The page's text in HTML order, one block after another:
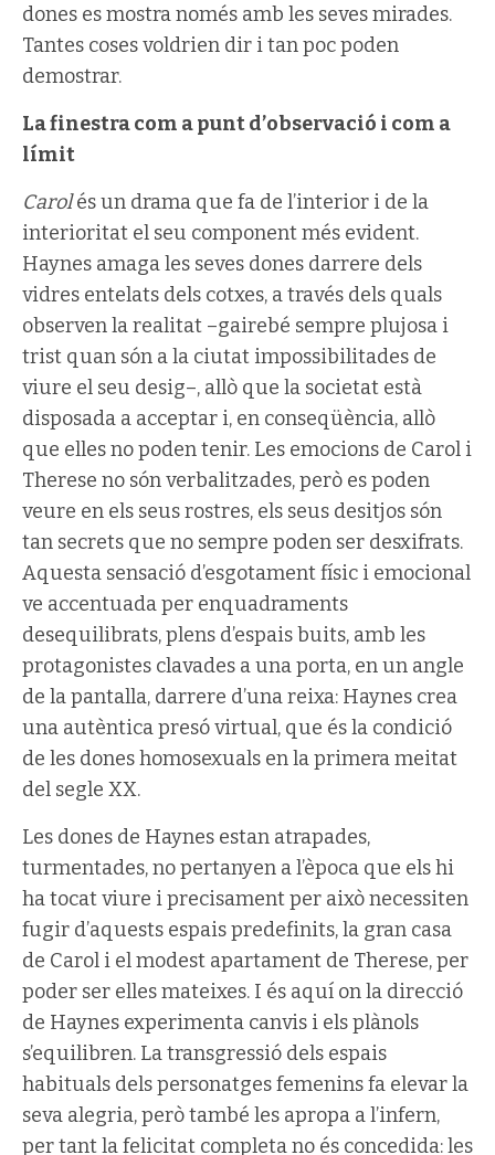
dones es mostra només amb les seves mirades.
Tantes coses voldrien dir i tan poc poden
demostrar.
La finestra com a punt d’observació i com a
límit
Carolés un drama que fa de l’interior i de la
interioritat el seu component més evident.
Haynes amaga les seves dones darrere dels
vidres entelats dels cotxes, a través dels quals
observen la realitat –gairebé sempre plujosa i
trist quan són a la ciutat impossibilitades de
viure el seu desig–, allò que la societat està
disposada a acceptar i, en conseqüència, allò
que elles no poden tenir. Les emocions de Carol i
Therese no són verbalitzades, però es poden
veure en els seus rostres, els seus desitjos són
tan secrets que no sempre poden ser desxifrats.
Aquesta sensació d’esgotament físic i emocional
ve accentuada per enquadraments
desequilibrats, plens d’espais buits, amb les
protagonistes clavades a una porta, en un angle
de la pantalla, darrere d’una reixa: Haynes crea
una autèntica presó virtual, que és la condició
de les dones homosexuals en la primera meitat
del segle XX.
Les dones de Haynes estan atrapades,
turmentades, no pertanyen a l’època que els hi
ha tocat viure i precisament per això necessiten
fugir d’aquests espais predefinits, la gran casa
de Carol i el modest apartament de Therese, per
poder ser elles mateixes. I és aquí on la direcció
de Haynes experimenta canvis i els plànols
s’equilibren. La transgressió dels espais
habituals dels personatges femenins fa elevar la
seva alegria, però també les apropa a l’infern,
per tant la felicitat completa no és concedida: les